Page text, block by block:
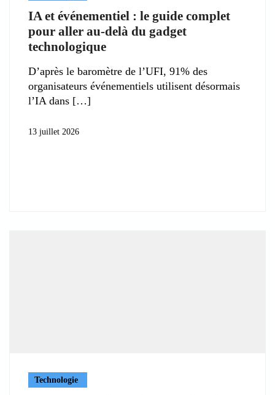
IA et événementiel : le guide complet
pour aller au-delà du gadget
technologique
D’après le baromètre de l’UFI, 91% des
organisateurs événementiels utilisent désormais
l’IA dans
13 juillet 2026
Technologie